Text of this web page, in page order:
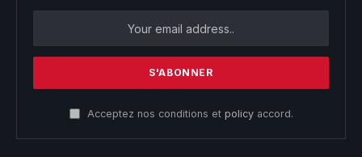
Acceptez nos conditions et policyaccord.